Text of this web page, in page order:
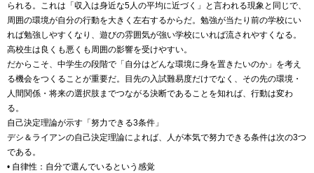
られる。これは「収入は身近な5人の平均に近づく」と言われる現象と同じで、
周囲の環境が自分の行動を大きく左右するからだ。勉強が当たり前の学校にい
れば勉強しやすくなり、遊びの雰囲気が強い学校にいれば流されやすくなる。
高校生は良くも悪くも周囲の影響を受けやすい。
だからこそ、中学生の段階で「自分はどんな環境に身を置きたいのか」を考え
る機会をつくることが重要だ。目先の入試難易度だけでなく、その先の環境・
人間関係・将来の選択肢までつながる決断であることを知れば、行動は変わ
る。
自己決定理論が示す「努力できる3条件」
デシ＆ライアンの自己決定理論によれば、人が本気で努力できる条件は次の3つ
である。
• 自律性：自分で選んでいるという感覚